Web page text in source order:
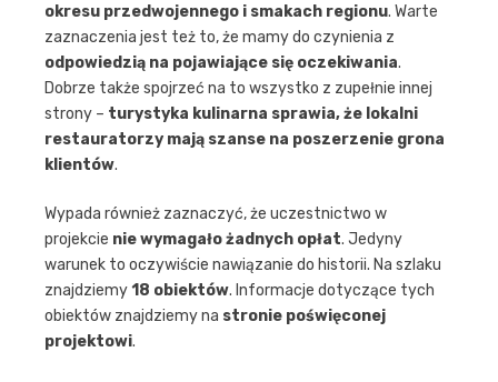
okresu przedwojennego i smakach regionu. Warte
zaznaczenia jest też to, że mamy do czynienia z
odpowiedzią na pojawiające się oczekiwania.
Dobrze także spojrzeć na to wszystko z zupełnie innej
strony – turystyka kulinarna sprawia, że lokalni
restauratorzy mają szanse na poszerzenie grona
klientów.
Wypada również zaznaczyć, że uczestnictwo w
projekcie nie wymagało żadnych opłat. Jedyny
warunek to oczywiście nawiązanie do historii. Na szlaku
znajdziemy18 obiektów. Informacje dotyczące tych
obiektów znajdziemy na stronie poświęconej
projektowi.